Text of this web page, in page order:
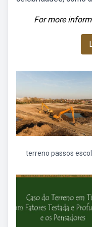
For more
terreno passos